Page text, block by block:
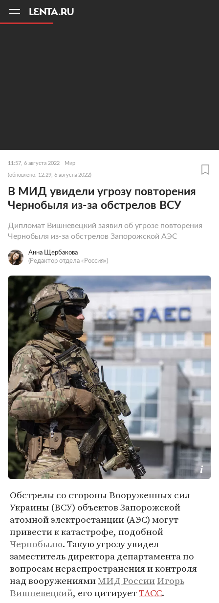
11:57, 6 августа 2022 Мир
(обновлено: 12:29, 6 августа 2022)
В МИД увидели угрозу повторения
Чернобыля из-за обстрелов ВСУ
Дипломат Вишневецкий заявил об угрозе повторения
Чернобыля из-за обстрелов Запорожской АЭС
Анна Щербакова
(Редактор отдела «Россия»)
Обстрелы со стороны Вооруженных сил
Украины (ВСУ) объектов Запорожской
атомной электростанции (АЭС) могут
привести к катастрофе, подобной
Чернобылю. Такую угрозу увидел
заместитель директора департамента по
вопросам нераспространения и контроля
над вооружениямиМИД РоссииИгорь
Вишневецкий, его цитируетТАСС.